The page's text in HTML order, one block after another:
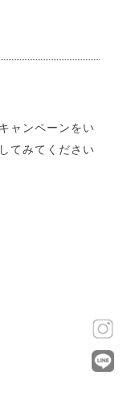
ャンペーンをい
てみてください